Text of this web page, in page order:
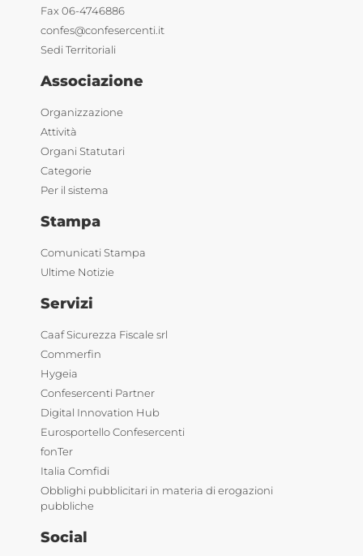
Fax 06-4746886
confes@confesercenti.it
Sedi Territoriali
Associazione
Organizzazione
Attività
Organi Statutari
Categorie
Per il sistema
Stampa
Comunicati Stampa
Ultime Notizie
Servizi
Caaf Sicurezza Fiscale srl
Commerfin
Hygeia
Confesercenti Partner
Digital Innovation Hub
Eurosportello Confesercenti
fonTer
Italia Comfidi
Obblighi pubblicitari in materia di erogazioni
pubbliche
Social